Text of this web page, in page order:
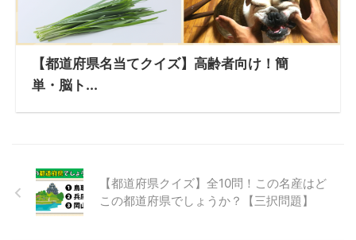
【都道府県名当てクイズ】高齢者向け！簡
単・脳ト...
【都道府県クイズ】全10問！この名産はど
この都道府県でしょうか？【三択問題】